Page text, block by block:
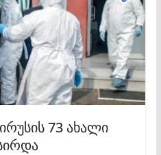
73 ახალი